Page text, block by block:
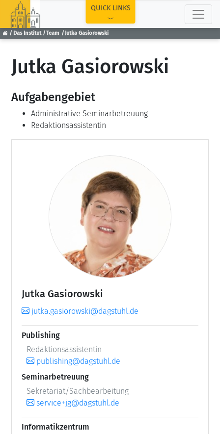
Das Institut Team Jutka Gasiorowski
QUICK LINKS
Jutka Gasiorowski
Aufgabengebiet
Administrative Seminarbetreuung
Redaktionsassistentin
Jutka Gasiorowski
jutka.gasiorowski@dagstuhl.de
Publishing
Redaktionsassistentin
publishing@dagstuhl.de
Seminarbetreuung
Sekretariat/Sachbearbeitung
service+jg@dagstuhl.de
Informatikzentrum